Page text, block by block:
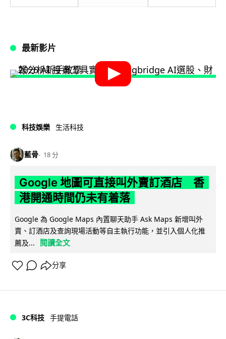
最新影片
科技娛樂 生活科技
藍骨 18 分
Google 地圖可直接叫外賣訂酒店 香
港開通時間仍未有着落
Google 為 Google Maps 內置聊天助手 Ask Maps 新增叫外
賣、訂酒店及查詢現場活動等自主執行功能，並引入個人化推
薦及...
閱讀全文
分享
3C科技 手提電話